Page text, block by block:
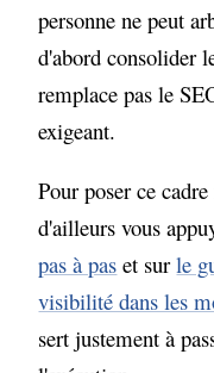
personne ne peut
d'abord consolider
remplace pas le
exigeant.
Pour poser ce
d'ailleurs vous
pas à pas et surle
visibilité dans les
sert justement à